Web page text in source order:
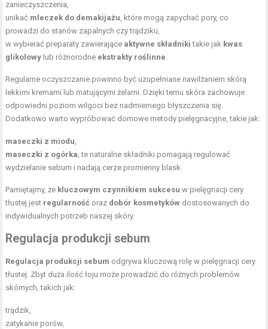
zanieczyszczenia,
unikać mleczek do demakijażu, które mogą zapychać pory, co
prowadzi do stanów zapalnych czy trądziku,
w wybierać preparaty zawierające aktywne składniki takie jak kwas
glikolowy lub różnorodne ekstrakty roślinne.
Regularne oczyszczanie powinno być uzupełniane nawilżaniem skórą
lekkimi kremami lub matującymi żelami. Dzięki temu skóra zachowuje
odpowiedni poziom wilgoci bez nadmiernego błyszczenia się.
Dodatkowo warto wypróbować domowe metody pielęgnacyjne, takie jak:
maseczki z miodu,
maseczki z ogórka; te naturalne składniki pomagają regulować
wydzielanie sebum i nadają cerze promienny blask.
Pamiętajmy, że kluczowym czynnikiem sukcesu w pielęgnacji cery
tłustej jest regularność oraz dobór kosmetyków dostosowanych do
indywidualnych potrzeb naszej skóry.
Regulacja produkcji sebum
Regulacja produkcji sebum odgrywa kluczową rolę w pielęgnacji cery
tłustej. Zbyt duża ilość łoju może prowadzić do różnych problemów
skórnych, takich jak:
trądzik,
zatykanie porów,